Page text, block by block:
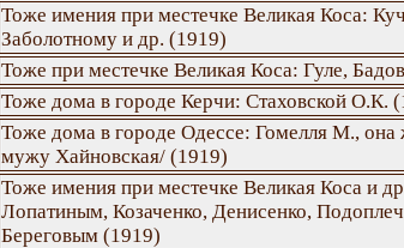
Тоже имения при местечке Великая Коса:
Заболотному и др. (1919)
Тоже при местечке Великая Коса: Гуле,
Тоже дома в городе Керчи: Стаховской О.К.
Тоже дома в городе Одессе: Гомелля М.,
мужу Хайновская/ (1919)
Тоже имения при местечке Великая Коса и
Лопатиным, Козаченко, Денисенко,
Береговым (1919)